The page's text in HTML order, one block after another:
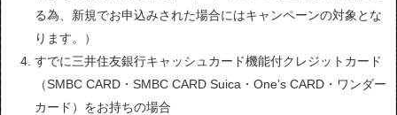
る為、新規でお申込みされた場合にはキャンペーンの対象とな
ります。）
すでに三井住友銀行キャッシュカード機能付クレジットカード
（SMBC CARD・SMBC CARD Suica・One’s CARD・ワンダー
カード）をお持ちの場合